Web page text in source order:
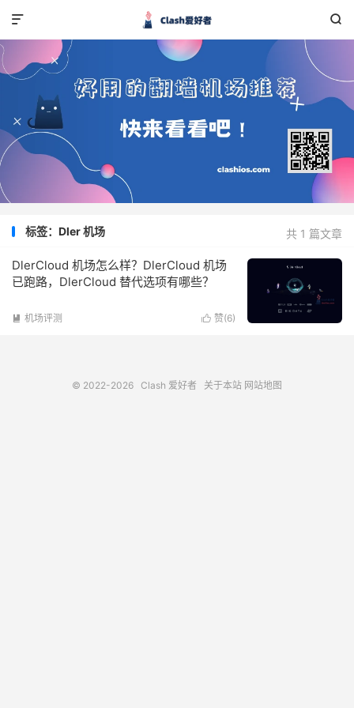


共 1 篇文章
标签：Dler 机场
DlerCloud 机场怎么样？DlerCloud 机场
已跑路，DlerCloud 替代选项有哪些？
 赞(6)
 机场评测
© 2022-2026 Clash 爱好者 关于本站 网站地图